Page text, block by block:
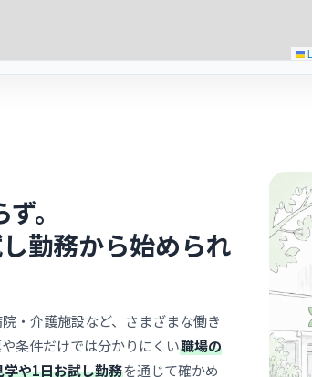
。
勤務から始められ
・介護施設など、さまざまな働き
条件だけでは分かりにくい職場の
や1日お試し勤務を通じて確かめ